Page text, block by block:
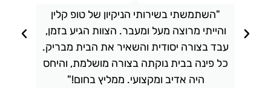
"השתמשתי בשירותי הניקיון של טופ קלין
והייתי מרוצה מעל ומעבר. הצוות הגיע בזמן,
עבד בצורה יסודית והשאיר את הבית מבריק.
כל פינה בבית נוקתה בצורה מושלמת, והיחס
היה אדיב ומקצועי. ממליץ בחום!"